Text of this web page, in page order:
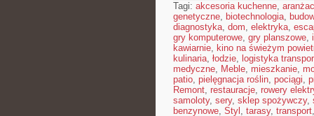
Tagi: akcesoria kuchenne,
genetyczne, biotechnologia,
diagnostyka, dom, elektryka,
gry komputerowe, gry planszowe,
kawiarnie, kino na świeżym
kulinaria, łodzie, logistyka
medyczne, Meble, mieszkanie,
patio, pielęgnacja roślin, pociągi,
Remont, restauracje, rowery
samoloty, sery, sklep spożywczy,
benzynowe, Styl , tarasy, transport,